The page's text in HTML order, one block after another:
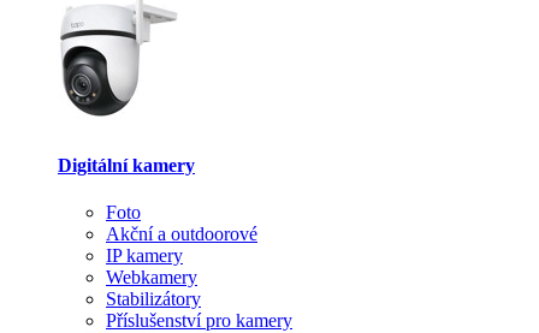
Digitální kamery
Foto
Akční a outdoorové
IP kamery
Webkamery
Stabilizátory
Příslušenství pro kamery